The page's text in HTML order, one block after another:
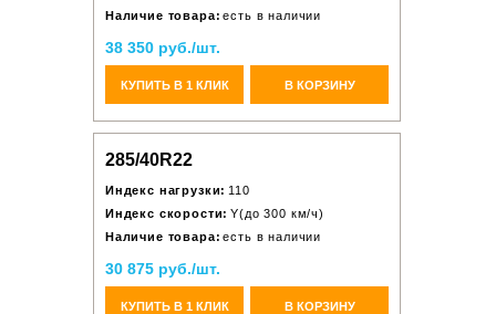
Наличие товара: есть в наличии
38 350 руб./шт.
КУПИТЬ В 1 КЛИК В КОРЗИНУ
285/40R22
Индекс нагрузки: 110
Индекс скорости: Y(до 300 км/ч)
Наличие товара: есть в наличии
30 875 руб./шт.
КУПИТЬ В 1 КЛИК В КОРЗИНУ